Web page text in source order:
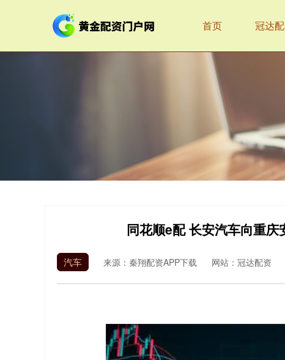
首页 冠达
同花顺e配 长安汽车向重
汽车 来源：秦翔配资APP下载 网站：冠达配资